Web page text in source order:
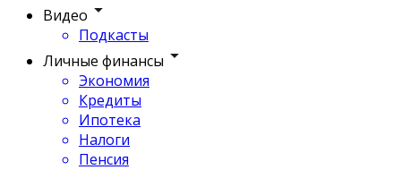
Видео
Подкасты
Личные финансы
Экономия
Кредиты
Ипотека
Налоги
Пенсия